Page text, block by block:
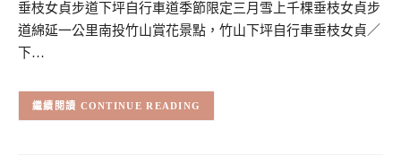
垂枝女貞步道下坪自行車道季節限定三月雪上千棵垂枝女貞步
道綿延一公里南投竹山賞花景點，竹山下坪自行車垂枝女貞／
下…
CONTINUE READING